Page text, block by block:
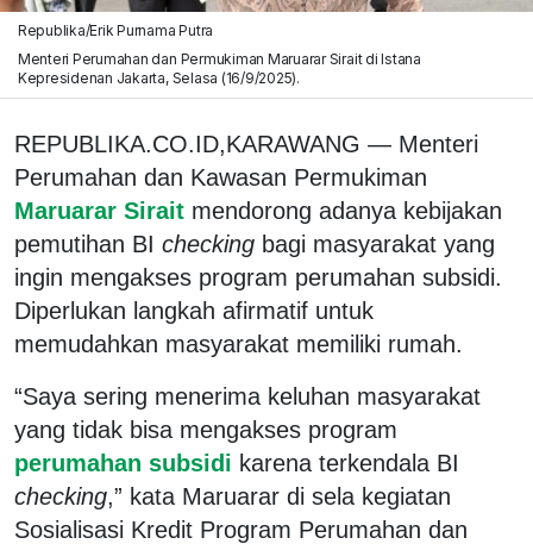
Republika/Erik Purnama Putra
Menteri Perumahan dan Permukiman Maruarar Sirait di Istana
Kepresidenan Jakarta, Selasa (16/9/2025).
REPUBLIKA.CO.ID,KARAWANG — Menteri
Perumahan dan Kawasan Permukiman
Maruarar Sirait mendorong adanya kebijakan
pemutihan BI checking bagi masyarakat yang
ingin mengakses program perumahan subsidi.
Diperlukan langkah afirmatif untuk
memudahkan masyarakat memiliki rumah.
“Saya sering menerima keluhan masyarakat
yang tidak bisa mengakses program
perumahan subsidi karena terkendala BI
checking,” kata Maruarar di sela kegiatan
Sosialisasi Kredit Program Perumahan dan